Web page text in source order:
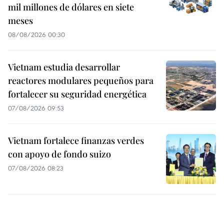
mil millones de dólares en siete
meses
08/08/2026 00:30
Vietnam estudia desarrollar
reactores modulares pequeños para
fortalecer su seguridad energética
07/08/2026 09:53
Vietnam fortalece finanzas verdes
con apoyo de fondo suizo
07/08/2026 08:23